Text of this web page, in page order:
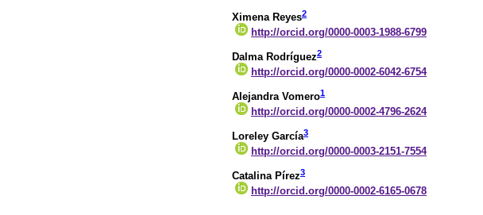
Ximena Reyes2
http://orcid.org/0000-0003-1988-6799
Dalma Rodríguez2
http://orcid.org/0000-0002-6042-6754
Alejandra Vomero1
http://orcid.org/0000-0002-4796-2624
Loreley García3
http://orcid.org/0000-0003-2151-7554
Catalina Pírez3
http://orcid.org/0000-0002-6165-0678